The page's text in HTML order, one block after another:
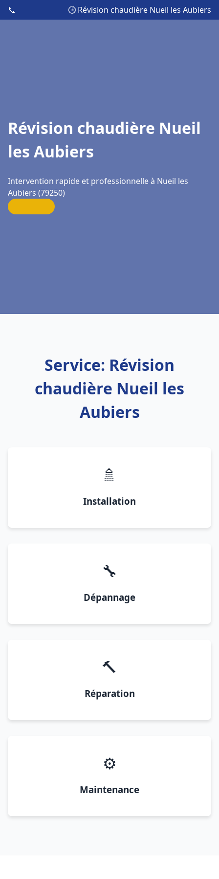
📞 🕒 Révision chaudière Nueil les Aubiers
Révision chaudière Nueil
les Aubiers
Intervention rapide et professionnelle à Nueil les
Aubiers (79250)
Service: Révision
chaudière Nueil les
Aubiers
🚿
Installation
🔧
Dépannage
🔨
Réparation
⚙️
Maintenance